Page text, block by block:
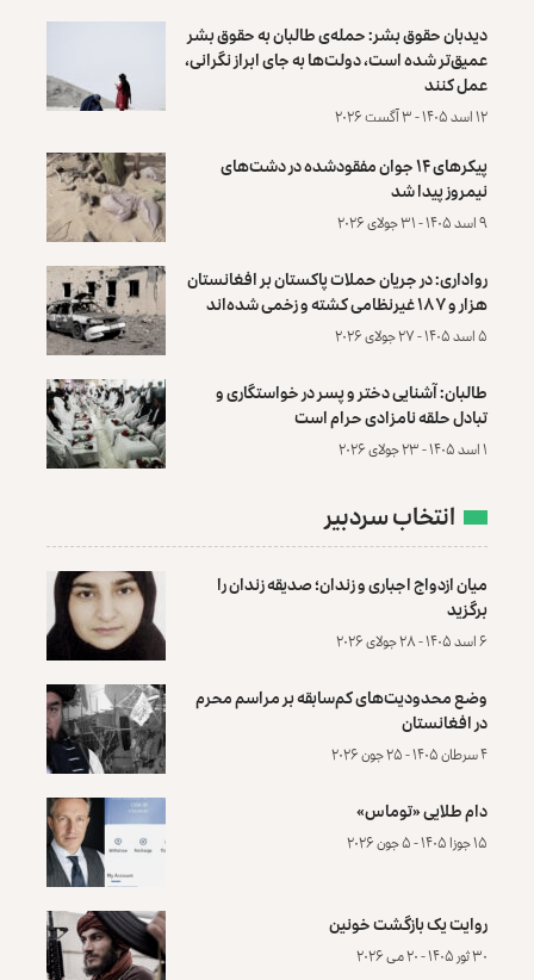
دیدبان حقوق بشر: حمله‌ی طالبان به حقوق بشر
عمیق‌تر شده است، دولت‌ها به جای ابراز نگرانی،
عمل کنند
۱۲ اسد ۱۴۰۵ - ۳ آگست ۲۰۲۶
پیکرهای ۱۴ جوان مفقودشده در دشت‌های
نیمروز پیدا شد
۹ اسد ۱۴۰۵ - ۳۱ جولای ۲۰۲۶
رواداری: در جریان حملات پاکستان بر افغانستان
هزار و ۱۸۷ غیرنظامی کشته و زخمی شده‌اند
۵ اسد ۱۴۰۵ - ۲۷ جولای ۲۰۲۶
طالبان: آشنایی دختر و پسر در خواستگاری و
تبادل حلقه نامزادی حرام است
۱ اسد ۱۴۰۵ - ۲۳ جولای ۲۰۲۶
انتخاب سردبیر
میان ازدواج اجباری و زندان؛ صدیقه زندان را
برگزید
۶ اسد ۱۴۰۵ - ۲۸ جولای ۲۰۲۶
وضع محدودیت‌های کم‌سابقه بر مراسم محرم
در افغانستان
۴ سرطان ۱۴۰۵ - ۲۵ جون ۲۰۲۶
دام طلایی «توماس»
۱۵ جوزا ۱۴۰۵ - ۵ جون ۲۰۲۶
روایت یک بازگشت خونین
۳۰ ثور ۱۴۰۵ - ۲۰ می ۲۰۲۶